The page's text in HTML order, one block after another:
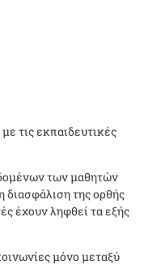
τις εκπαιδευτικές
των μαθητών
διασφάλιση της ορθής
έχουν ληφθεί τα εξής
μόνο μεταξύ